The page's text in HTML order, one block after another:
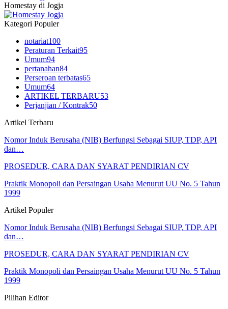
Homestay di Jogja
Kategori Populer
notariat100
Peraturan Terkait95
Umum94
pertanahan84
Perseroan terbatas65
Umum64
ARTIKEL TERBARU53
Perjanjian / Kontrak50
Artikel Terbaru
Nomor Induk Berusaha (NIB) Berfungsi Sebagai SIUP, TDP, API
dan…
PROSEDUR, CARA DAN SYARAT PENDIRIAN CV
Praktik Monopoli dan Persaingan Usaha Menurut UU No. 5 Tahun
1999
Artikel Populer
Nomor Induk Berusaha (NIB) Berfungsi Sebagai SIUP, TDP, API
dan…
PROSEDUR, CARA DAN SYARAT PENDIRIAN CV
Praktik Monopoli dan Persaingan Usaha Menurut UU No. 5 Tahun
1999
Pilihan Editor